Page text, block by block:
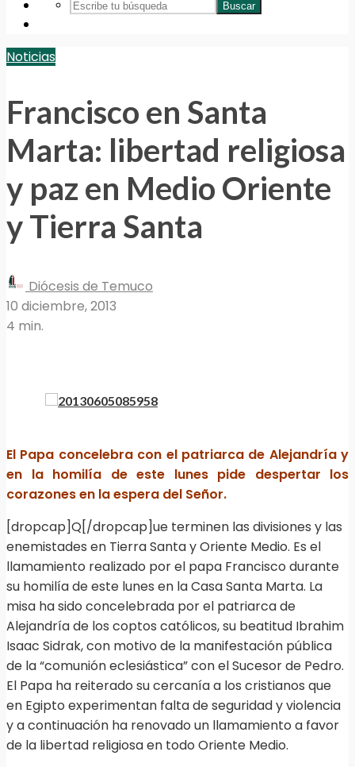
Buscar
Noticias
Francisco en Santa
Marta: libertad religiosa
y paz en Medio Oriente
y Tierra Santa
Diócesis de Temuco
10 diciembre, 2013
4 min.
El Papa concelebra con el patriarca de Alejandrí­a y
en la homilí­a de este lunes pide despertar los
corazones en la espera del Señor.
[dropcap]Q[/dropcap]ue terminen las divisiones y las
enemistades en Tierra Santa y Oriente Medio. Es el
llamamiento realizado por el papa Francisco durante
su homilía de este lunes en la Casa Santa Marta. La
misa ha sido concelebrada por el patriarca de
Alejandría de los coptos católicos, su beatitud Ibrahim
Isaac Sidrak, con motivo de la manifestación pública
de la “comunión eclesiástica” con el Sucesor de Pedro.
El Papa ha reiterado su cercanía a los cristianos que
en Egipto experimentan falta de seguridad y violencia
y a continuación ha renovado un llamamiento a favor
de la libertad religiosa en todo Oriente Medio.